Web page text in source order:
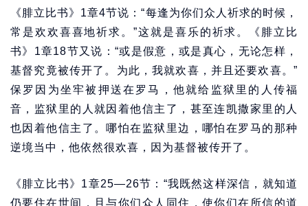
《腓立比书》1章4节说：“每逢为你们众人祈求的时候，
常是欢欢喜喜地祈求。”这就是喜乐的祈求。《腓立比
书》1章18节又说：“或是假意，或是真心，无论怎样，
基督究竟被传开了。为此，我就欢喜，并且还要欢喜。”
保罗因为坐牢被押送在罗马，他就给监狱里的人传福
音，监狱里的人就因着他信主了，甚至连凯撒家里的人
也因着他信主了。哪怕在监狱里边，哪怕在罗马的那种
逆境当中，他依然很欢喜，因为基督被传开了。
《腓立比书》1章25—26节：“我既然这样深信，就知道
仍要住在世间，且与你们众人同住，使你们在所信的道